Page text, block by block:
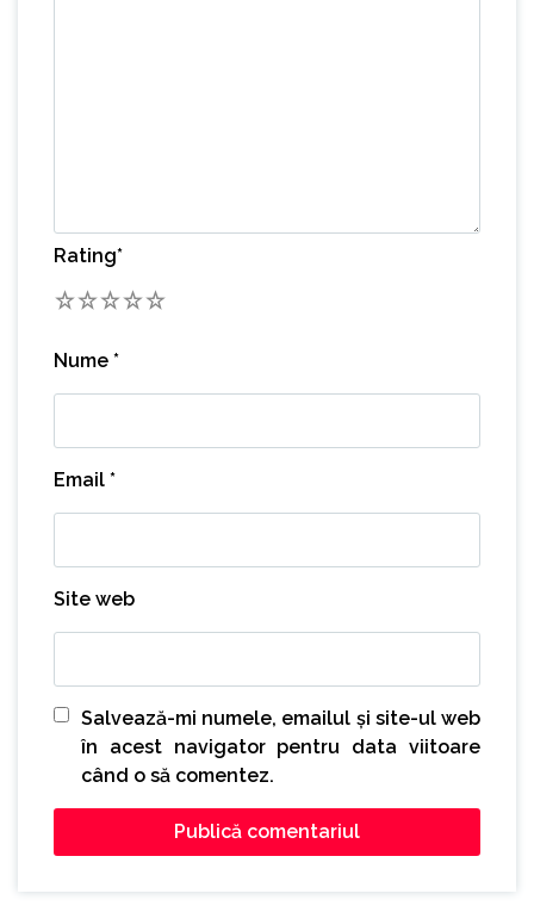
Rating*
5
4
3
2
Nume *
Email *
Site web
Salvează-mi numele, emailul și site-ul web
în acest navigator pentru data viitoare
când o să comentez.